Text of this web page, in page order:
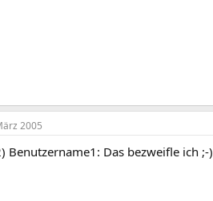
2005
Benutzername1: Das bezweifle ich ;-)